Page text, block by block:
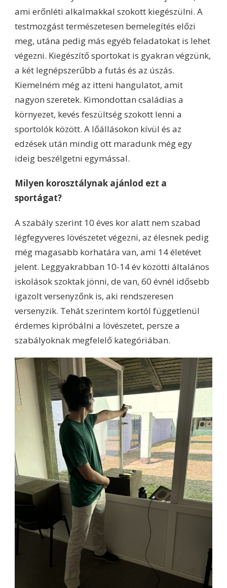
ami erőnléti alkalmakkal szokott kiegészülni. A
testmozgást természetesen bemelegítés előzi
meg, utána pedig más egyéb feladatokat is lehet
végezni. Kiegészítő sportokat is gyakran végzünk,
a két legnépszerűbb a futás és az úszás.
Kiemelném még az itteni hangulatot, amit
nagyon szeretek. Kimondottan családias a
környezet, kevés feszültség szokott lenni a
sportolók között. A lőállásokon kívül és az
edzések után mindig ott maradunk még egy
ideig beszélgetni egymással.
Milyen korosztálynak ajánlod ezt a
sportágat?
A szabály szerint 10 éves kor alatt nem szabad
légfegyveres lövészetet végezni, az élesnek pedig
még magasabb korhatára van, ami 14 életévet
jelent. Leggyakrabban 10-14 év közötti általános
iskolások szoktak jönni, de van, 60 évnél idősebb
igazolt versenyzőnk is, aki rendszeresen
versenyzik. Tehát szerintem kortól függetlenül
érdemes kipróbálni a lövészetet, persze a
szabályoknak megfelelő kategóriában.